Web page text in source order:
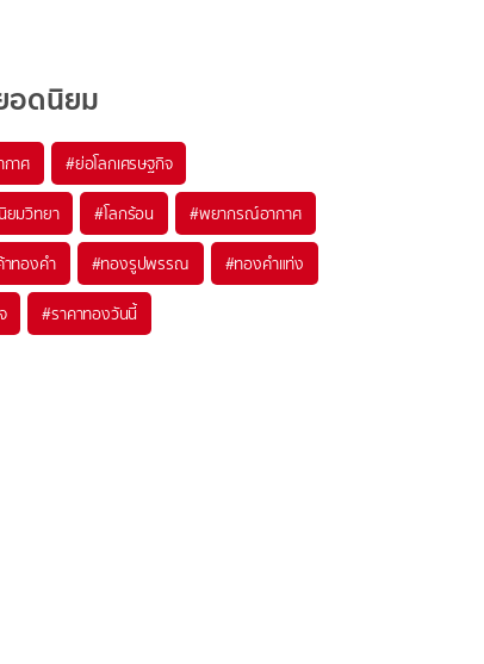
อดนิยม
าศ #ย่อโลกเศรษฐกิจ
มวิทยา #โลกร้อน #พยากรณ์อากาศ
ทองคำ #ทองรูปพรรณ #ทองคำแท่ง
#ราคาทองวันนี้